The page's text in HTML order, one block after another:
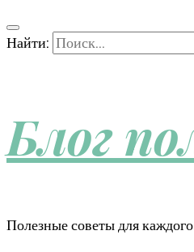
Найти:
Блог
Полезные советы для